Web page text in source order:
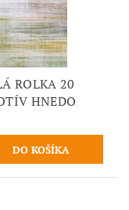
ROLKA 20
HNEDO